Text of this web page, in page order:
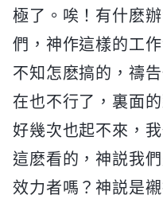
極了。唉！有什麽
們，神作這樣的工
不知怎麽搞的，禱
在也不行了，裏面
好幾次也起不來，
這麽看的，神説我
效力者嗎？神説是